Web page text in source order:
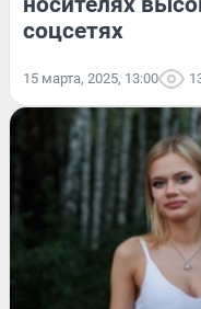
соцсетях
15 марта, 2025, 13:00